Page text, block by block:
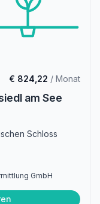
€ 824,22 / Monat
am See
Schloss
GmbH